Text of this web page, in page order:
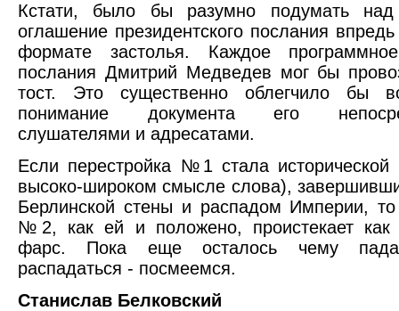
Кстати, было бы разумно подумать
оглашение президентского послания
формате застолья. Каждое
послания Дмитрий Медведев мог бы
тост. Это существенно облегчило бы
понимание документа его
слушателями и адресатами.
Если перестройка №1 стала исторической
высоко-широком смысле слова),
Берлинской стены и распадом Империи, то
№2, как ей и положено, проистекает как
фарс. Пока еще осталось чему
распадаться - посмеемся.
Станислав Белковский